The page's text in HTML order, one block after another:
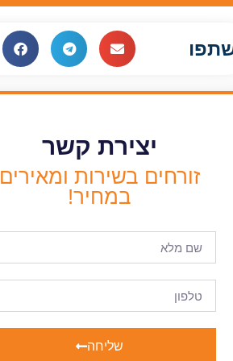
יצירת קשר
זורחים בשירות ומאירים
במחיר!
שליחה